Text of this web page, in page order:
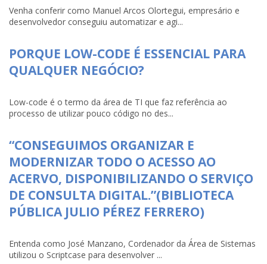
Venha conferir como Manuel Arcos Olortegui, empresário e
desenvolvedor conseguiu automatizar e agi...
PORQUE LOW-CODE É ESSENCIAL PARA
QUALQUER NEGÓCIO?
Low-code é o termo da área de TI que faz referência ao
processo de utilizar pouco código no des...
“CONSEGUIMOS ORGANIZAR E
MODERNIZAR TODO O ACESSO AO
ACERVO, DISPONIBILIZANDO O SERVIÇO
DE CONSULTA DIGITAL.”(BIBLIOTECA
PÚBLICA JULIO PÉREZ FERRERO)
Entenda como José Manzano, Cordenador da Área de Sistemas
utilizou o Scriptcase para desenvolver ...